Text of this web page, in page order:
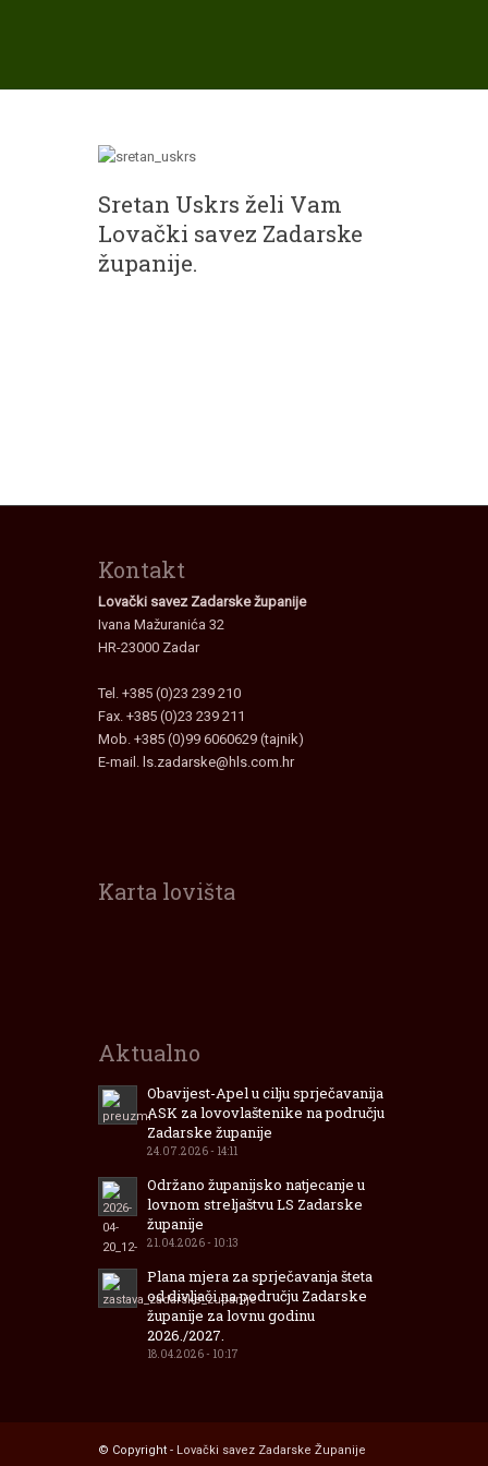
Sretan Uskrs želi Vam
Lovački savez Zadarske
županije.
Kontakt
Lovački savez Zadarske županije
Ivana Mažuranića 32
HR-23000 Zadar
Tel. +385 (0)23 239 210
Fax. +385 (0)23 239 211
Mob. +385 (0)99 6060629 (tajnik)
E-mail. ls.zadarske@hls.com.hr
Karta lovišta
Aktualno
Obavijest-Apel u cilju sprječavanija
ASK za lovovlaštenike na području
Zadarske županije
24.07.2026 - 14:11
Održano županijsko natjecanje u
lovnom streljaštvu LS Zadarske
županije
21.04.2026 - 10:13
Plana mjera za sprječavanja šteta
od divljači na području Zadarske
županije za lovnu godinu
2026./2027.
18.04.2026 - 10:17
© Copyright - Lovački savez Zadarske Županije